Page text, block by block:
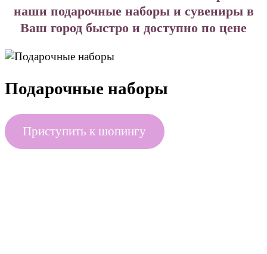
наши подарочные наборы и сувениры в
Ваш город быстро и доступно по цене
Подарочные наборы
Приступить к шопингу